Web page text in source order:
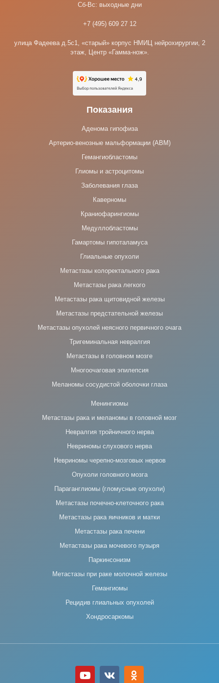
Сб-Вс: выходные дни
+7 (495) 609 27 12
улица Фадеева д.5с1, «старый» корпус НМИЦ нейрохирургии, 2
этаж, Центр «Гамма-нож».
Показания
Аденома гипофиза
Артерио-венозные мальформации (АВМ)
Гемангиобластомы
Глиомы и астроцитомы
Заболевания глаза
Каверномы
Краниофарингиомы
Медуллобластомы
Гамартомы гипоталамуса
Глиальные опухоли
Метастазы колоректального рака
Метастазы рака легкого
Метастазы рака щитовидной железы
Метастазы предстательной железы
Метастазы опухолей неясного первичного очага
Тригеминальная невралгия
Метастазы в головном мозге
Многоочаговая эпилепсия
Меланомы сосудистой оболочки глаза
Менингиомы
Метастазы рака и меланомы в головной мозг
Невралгия тройничного нерва
Невриномы слухового нерва
Невриномы черепно-мозговых нервов
Опухоли головного мозга
Параганглиомы (гломусные опухоли)
Метастазы почечно-клеточного рака
Метастазы рака яичников и матки
Метастазы рака печени
Метастазы рака мочевого пузыря
Паркинсонизм
Метастазы при раке молочной железы
Гемангиомы
Рецидив глиальных опухолей
Хондросаркомы